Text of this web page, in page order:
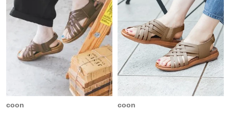
coon
coon